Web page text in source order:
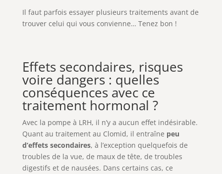
Il faut parfois essayer plusieurs traitements avant de
trouver celui qui vous convienne… Tenez bon !
Effets secondaires, risques
voire dangers : quelles
conséquences avec ce
traitement hormonal ?
Avec la pompe à LRH, il n’y a aucun effet indésirable.
Quant au traitement au Clomid, il entraîne peu
d’effets secondaires, à l’exception quelquefois de
troubles de la vue, de maux de tête, de troubles
digestifs et de nausées. Dans certains cas, ce